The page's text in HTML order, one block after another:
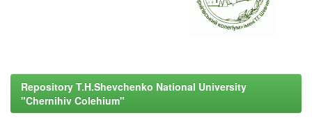
Repository T.H.Shevchenko National University
"Chernihiv Colehium"